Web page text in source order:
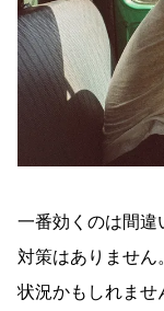
一番効くのは間違
対策はありません
状況かもしれませ